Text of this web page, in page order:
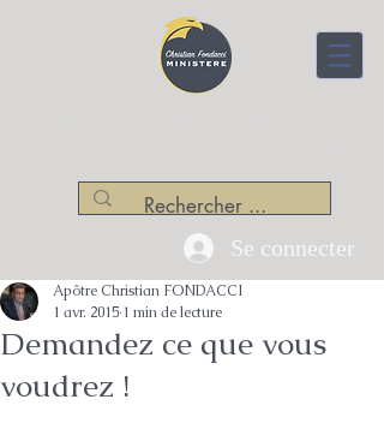
Se connecter
Demandez ce que vous
voudrez !
Apôtre Christian FONDACCI
1 avr. 2015 1 min de lecture